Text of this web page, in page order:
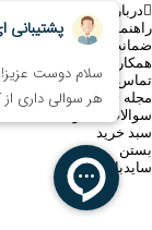
درباره ما
راهنمای خرید اینترنتی
ضمانت کالا
همکاری با فروشگاه eBuy
تماس با ما
مجله تخصصی ای‌ بای
سوالات متداول
سبد خرید
بستن
سایدبار